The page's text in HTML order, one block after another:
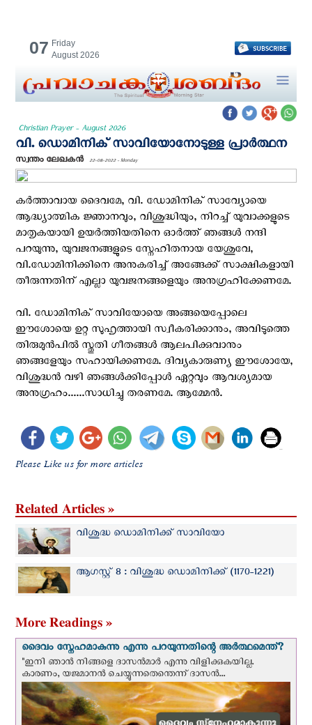
07 Friday
August 2026
Christian Prayer - August 2026
വി. ഡൊമിനിക് സാവിയോനോടുള്ള പ്രാര്‍ത്ഥന
സ്വന്തം ലേഖകന്‍ 22-08-2022 - Monday
കര്‍ത്താവായ ദൈവമേ, വി. ഡോമിനിക് സാവ്യോയെ
ആദ്ധ്യാത്മിക ജ്ഞാനവും, വിശുദ്ധിയും, നിറച്ച് യുവാക്കളുടെ
മാതൃകയായി ഉയര്‍ത്തിയതിനെ ഓര്‍ത്ത് ഞങ്ങള്‍ നന്ദി
പറയുന്നു, യുവജനങ്ങളുടെ സ്നേഹിതനായ യേശുവേ,
വി.ഡോമിനിക്കിനെ അനുകരിച്ച് അങ്ങേക്ക് സാക്ഷികളായി
തീരുന്നതിന് എല്ലാ യുവജനങ്ങളെയും അനുഗ്രഹിക്കേണമേ.
വി. ഡോമിനിക് സാവിയോയെ അങ്ങയെപ്പോലെ
ഈശോയെ ഉറ്റ സുഹൃത്തായി സ്വീകരിക്കാനും, അവിടുത്തെ
തിരുമുന്‍പില്‍ സ്തുതി ഗീതങ്ങള്‍ ആലപിക്കുവാനും
ഞങ്ങളേയും സഹായിക്കണമേ. ദിവ്യകാരുണ്യ ഈശോയേ,
വിശുദ്ധന്‍ വഴി ഞങ്ങള്‍ക്കിപ്പോള്‍ ഏറ്റവും ആവശ്യമായ
അനുഗ്രഹം......സാധിച്ചു തരണമേ. ആമ്മേന്‍.
Please Like us for more articles
Related Articles »
വിശുദ്ധ ഡൊമിനിക്ക് സാവിയോ
ആഗസ്റ്റ് 8 : വിശുദ്ധ ഡൊമിനിക്ക് (1170-1221)
More Readings »
ദൈവം സ്നേഹമാകുന്നു എന്നു പറയുന്നതിന്റെ അർത്ഥമെന്ത്?
"ഇനി ഞാന്‍ നിങ്ങളെ ദാസന്‍മാര്‍ എന്നു വിളിക്കുകയില്ല.
കാരണം, യജമാനന്‍ ചെയ്യുന്നതെന്തെന്ന് ദാസന്‍...